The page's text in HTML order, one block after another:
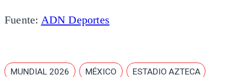
Fuente: ADN Deportes
MUNDIAL 2026 MÉXICO
ESTADIO AZTECA